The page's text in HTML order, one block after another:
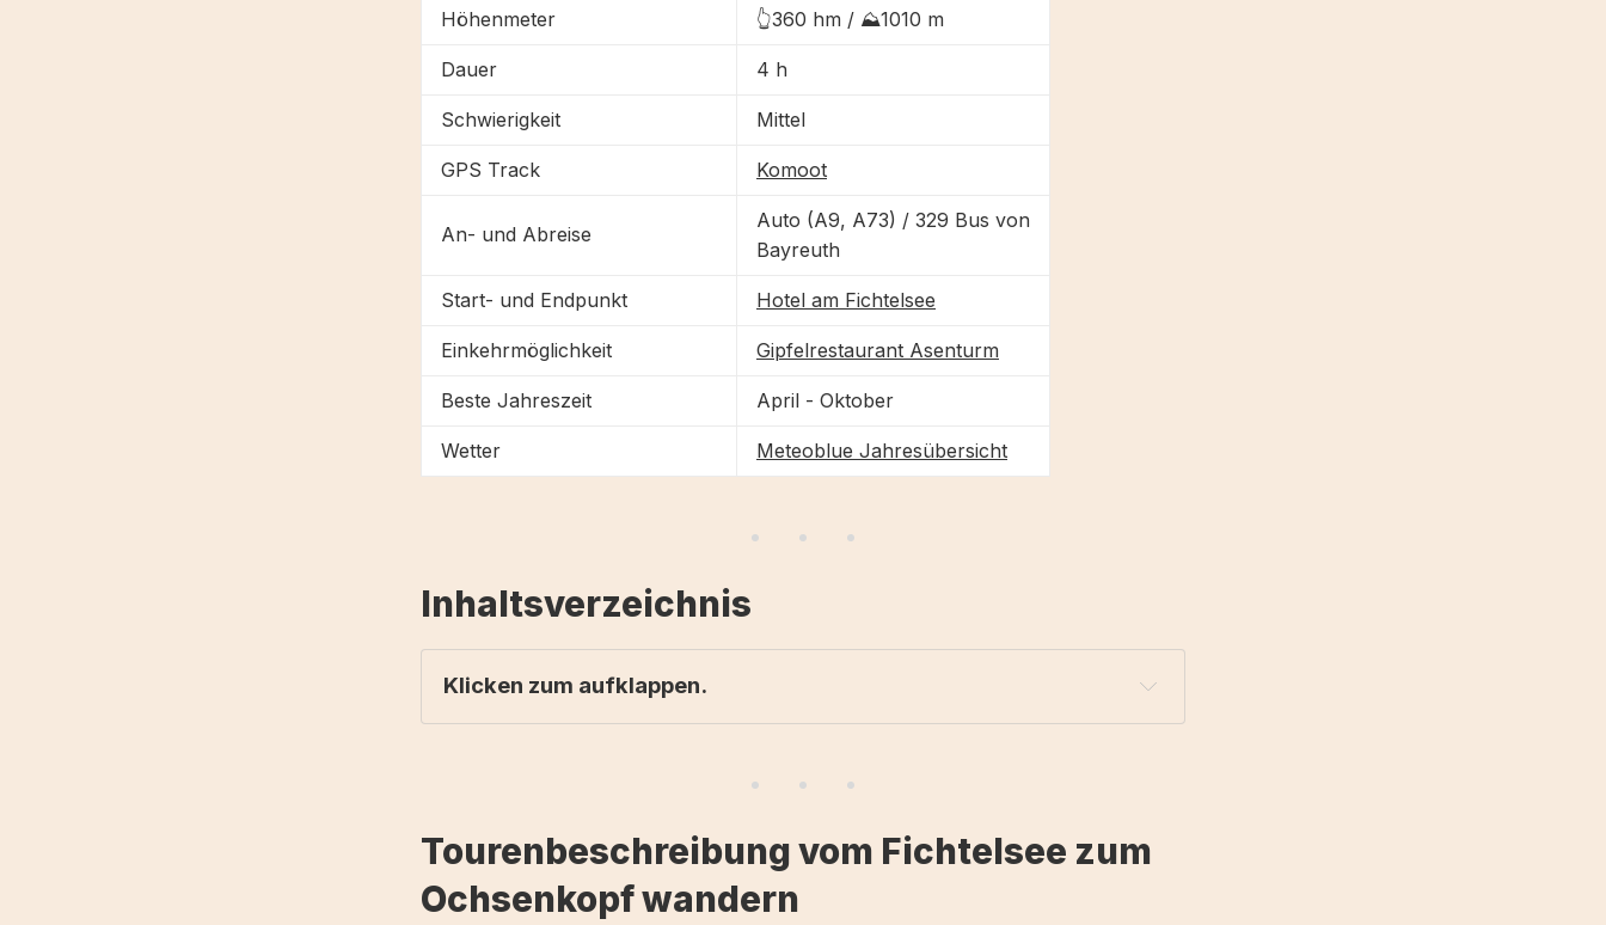
Höhenmeter 👆360 hm / ⛰1010 m
Dauer 4 h
Schwierigkeit Mittel
GPS Track Komoot
An- und Abreise
Auto (A9, A73) / 329 Bus von
Bayreuth
Start- und Endpunkt Hotel am Fichtelsee
Einkehrmöglichkeit Gipfelrestaurant Asenturm
Beste Jahreszeit April - Oktober
Wetter Meteoblue Jahresübersicht
Inhaltsverzeichnis
Klicken zum aufklappen.
Tourenbeschreibung
Tourenbeschreibung vom Fichtelsee zum
Ochsenkopf wandern